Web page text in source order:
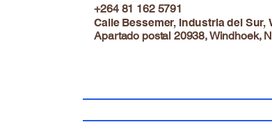
+264 81 162 5791
Calle Bessemer, Industria del Sur,
Apartado postal 20938, Windhoek,